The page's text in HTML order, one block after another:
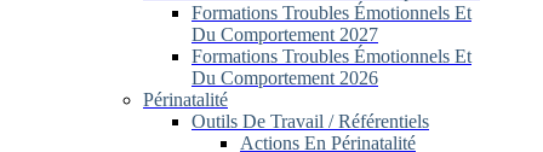
Formations Troubles Émotionnels Et
Du Comportement 2027
Formations Troubles Émotionnels Et
Du Comportement 2026
Périnatalité
Outils De Travail / Référentiels
Actions En Périnatalité